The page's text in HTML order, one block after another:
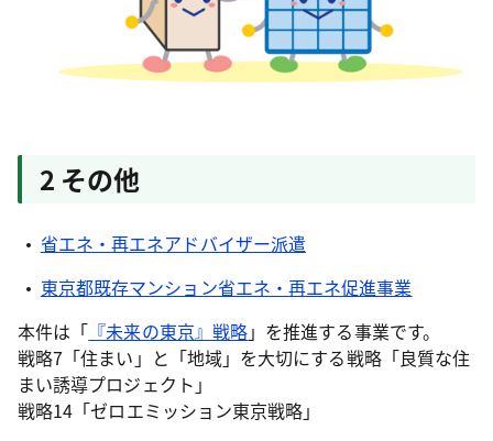
2 その他
省エネ・再エネアドバイザー派遣
東京都既存マンション省エネ・再エネ促進事業
本件は「 『未来の東京』戦略」を推進する事業です。
戦略7「住まい」と「地域」を大切にする戦略「良質な住
まい誘導プロジェクト」
戦略14「ゼロエミッション東京戦略」